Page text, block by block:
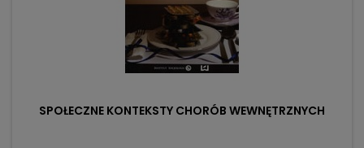
SPOŁECZNE KONTEKSTY CHORÓB WEWNĘTRZNYCH